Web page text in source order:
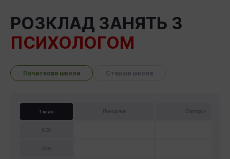
РОЗКЛАД ЗАНЯТЬ З
ПСИХОЛОГОМ
Початкова школа Старша школа
1 клас Понеділок Вівторок
8:00
9:00